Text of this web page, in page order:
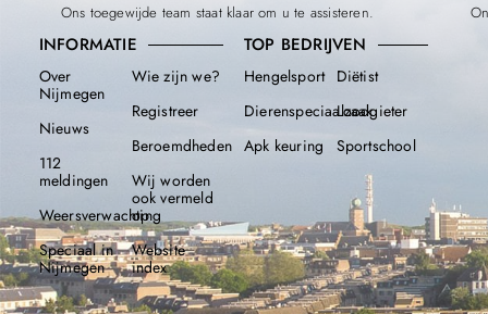
Ons toegewijde team staat klaar om u te assisteren.
INFORMATIE
Over
Nijmegen
Nieuws
112
meldingen
Weersverwachting
Speciaal in
Nijmegen
Wie zijn we?
Registreer
Beroemdheden​
Wij worden
ook vermeld
op
Website
index
TOP BEDRIJVEN
Hengelsport
Dierenspeciaalzaak
Apk keuring
Diëtist
Loodgieter
Sportschool